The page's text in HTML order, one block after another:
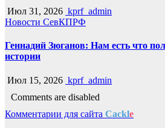
Июл 31, 2026 kprf_admin
Новости СевКПРФ
Геннадий Зюганов: Нам есть что
истории
Июл 15, 2026 kprf_admin
Comments are disabled
Комментарии для сайта Cackle